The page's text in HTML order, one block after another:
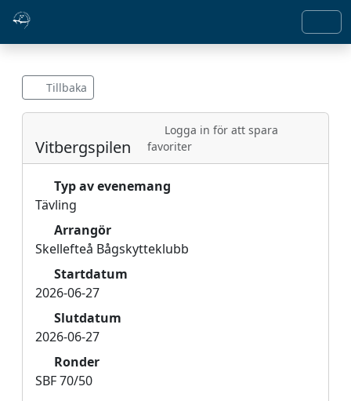
Tillbaka
Vitbergspilen
Logga in för att spara
favoriter
Typ av evenemang
Tävling
Arrangör
Skellefteå Bågskytteklubb
Startdatum
2026-06-27
Slutdatum
2026-06-27
Ronder
SBF 70/50